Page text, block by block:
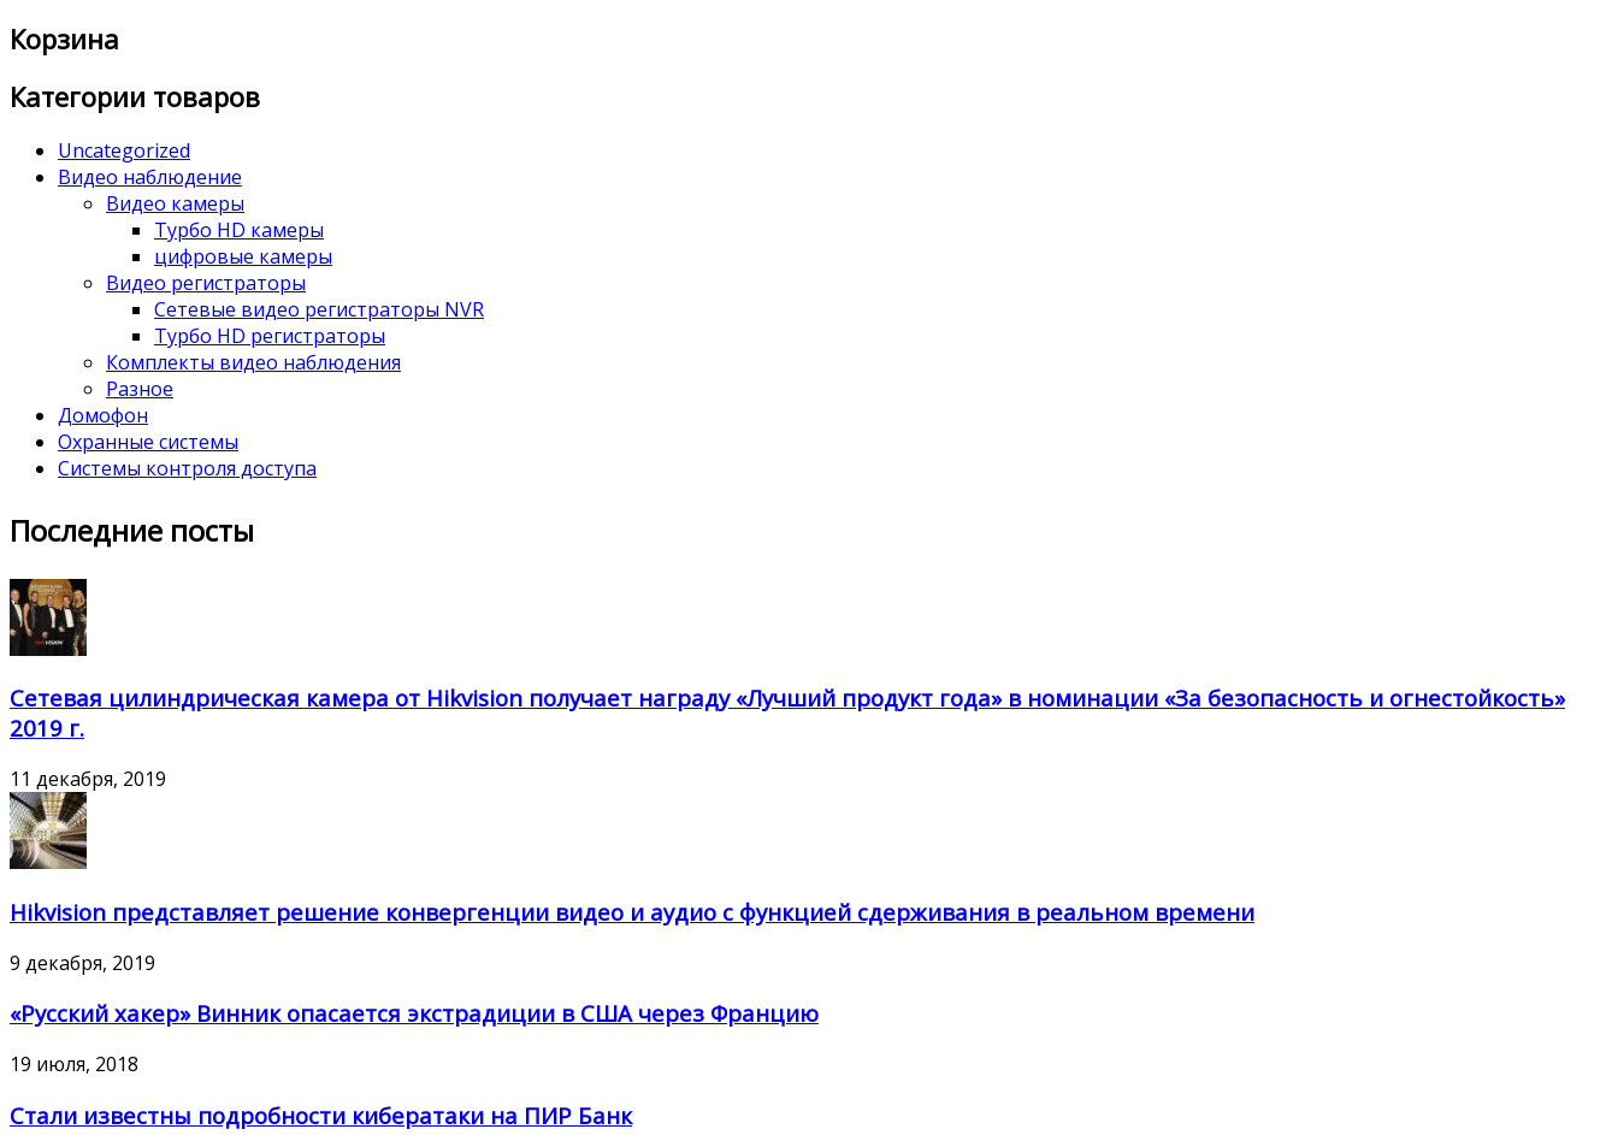
Корзина
Категории товаров
Uncategorized
Видео наблюдение
Видео камеры
Турбо HD камеры
цифровые камеры
Видео регистраторы
Сетевые видео регистраторы NVR
Турбо HD регистраторы
Комплекты видео наблюдения
Разное
Домофон
Охранные системы
Системы контроля доступа
Последние посты
Сетевая цилиндрическая камера от Hikvision получает награду «Лучший продукт года» в номинации «За безопасность и огнестойкость»
2019 г.
11 декабря, 2019
Hikvision представляет решение конвергенции видео и аудио с функцией сдерживания в реальном времени
9 декабря, 2019
«Русский хакер» Винник опасается экстрадиции в США через Францию
19 июля, 2018
Стали известны подробности кибератаки на ПИР Банк